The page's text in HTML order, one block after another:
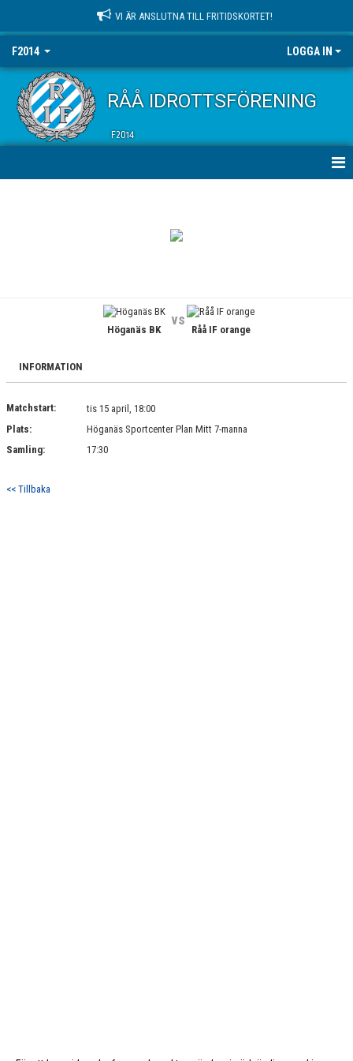
VI ÄR ANSLUTNA TILL FRITIDSKORTET!
F2014 LOGGA IN
RÅÅ IDROTTSFÖRENING
F2014
BILDGALLERI
KONTAKT
Höganäs BK
vs
Råå IF orange
INFORMATION
Matchstart:
tis 15 april, 18:00
Plats:
Höganäs Sportcenter Plan Mitt 7-manna
Samling:
17:30
<< Tillbaka